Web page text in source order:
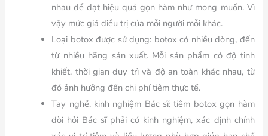
nhau để đạt hiệu quả gọn hàm như mong muốn. Vì
vậy mức giá điều trị của mỗi người mỗi khác.
Loại botox được sử dụng: botox có nhiều dòng, đến
từ nhiều hãng sản xuất. Mỗi sản phẩm có độ tinh
khiết, thời gian duy trì và độ an toàn khác nhau, từ
đó ảnh hưởng đến chi phí tiêm thực tế.
Tay nghề, kinh nghiệm Bác sĩ: tiêm botox gọn hàm
đòi hỏi Bác sĩ phải có kinh nghiệm, xác định chính